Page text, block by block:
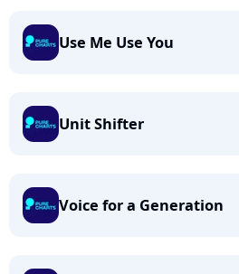
Use Me Use You
Unit Shifter
Voice for a Generation